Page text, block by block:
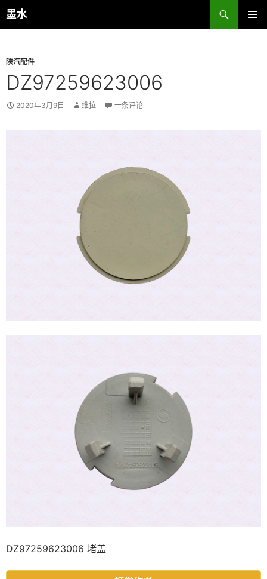
跳
至
墨水
搜
索
陕汽配件
DZ97259623006
2020年3月9日 维拉 一条评论
DZ97259623006 堵盖